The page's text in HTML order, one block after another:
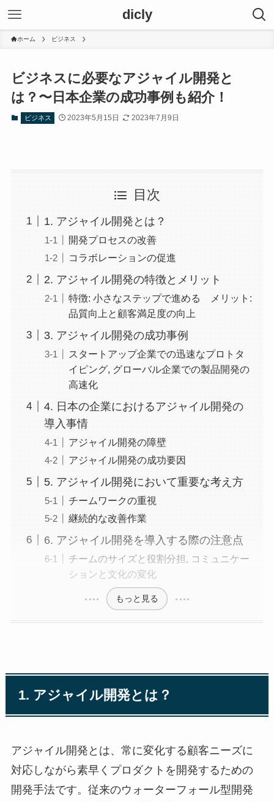
dicly
ホーム ビジネス
ビジネスに必要なアジャイル開発と
は？〜日本企業の成功事例も紹介！
ビジネス 2023年5月15日 2023年7月9日
目次
1. アジャイル開発とは？
開発プロセスの改善
コラボレーションの促進
2. アジャイル開発の特徴とメリット
特徴: 小さなステップで進める メリット:
品質向上と顧客満足度の向上
3. アジャイル開発の成功事例
スタートアップ企業での迅速なプロトタ
イピング, グローバル企業での製品開発の
高速化
4. 日本の企業におけるアジャイル開発の
導入事情
アジャイル開発の障壁
アジャイル開発の成功要因
5. アジャイル開発において重要な考え方
チームワークの重視
継続的な改善作業
6. アジャイル開発を導入する際の注意点
チームのサイズと役割分担, コミュニケー
ションと文化の変化
もっと見る
1. アジャイル開発とは？
アジャイル開発とは、常に変化する顧客ニーズに
対応しながら素早くプロダクトを開発するための
開発手法です。従来のウォーターフォール型開発